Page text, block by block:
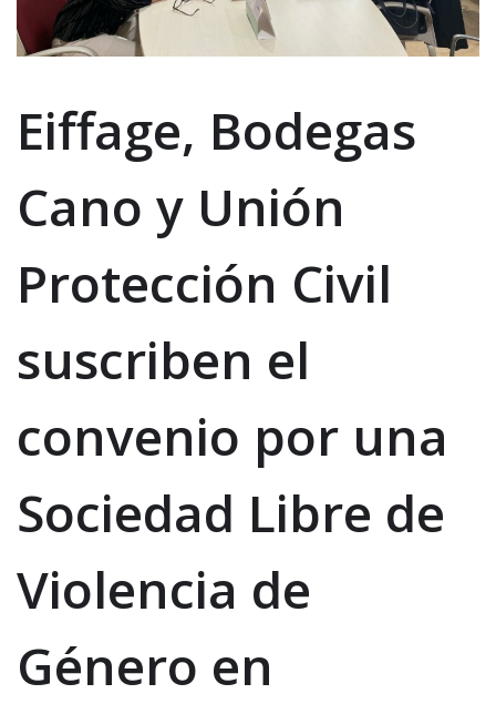
Eiffage, Bodegas
Cano y Unión
Protección Civil
suscriben el
convenio por una
Sociedad Libre de
Violencia de
Género en